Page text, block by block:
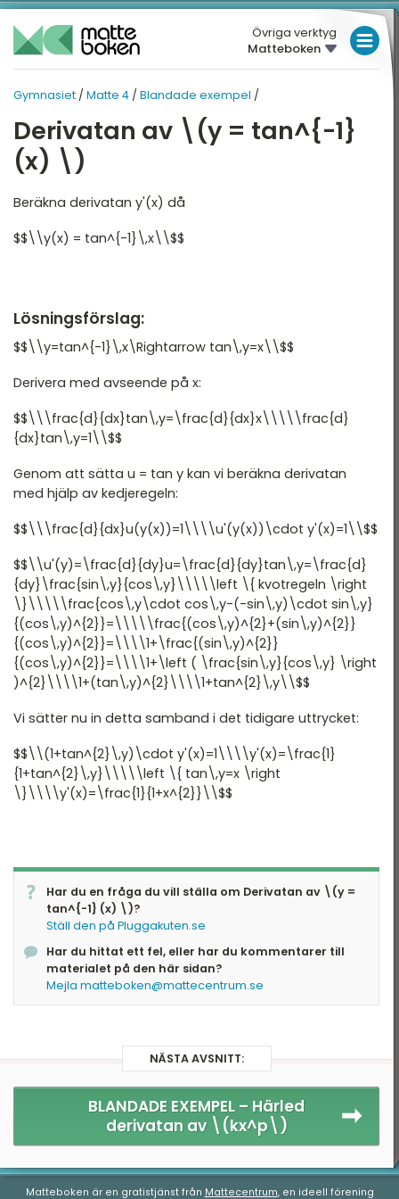
Övriga verktyg
Matteboken
Gymnasiet / Matte 4 / Blandade exempel /
Derivatan av \(y = tan^{-1}
(x) \)
Beräkna derivatan y'(x) då
$$\\y(x) = tan^{-1}\,x\\$$
Lösningsförslag:
$$\\y=tan^{-1}\,x\Rightarrow tan\,y=x\\$$
Derivera med avseende på x:
$$\\\frac{d}{dx}tan\,y=\frac{d}{dx}x\\\\\frac{d}
{dx}tan\,y=1\\$$
Genom att sätta u = tan y kan vi beräkna derivatan
med hjälp av kedjeregeln:
$$\\\frac{d}{dx}u(y(x))=1\\\\u'(y(x))\cdot y'(x)=1\\$$
$$\\u'(y)=\frac{d}{dy}u=\frac{d}{dy}tan\,y=\frac{d}
{dy}\frac{sin\,y}{cos\,y}\\\\\left \{ kvotregeln \right
\}\\\\\frac{cos\,y\cdot cos\,y-(-sin\,y)\cdot sin\,y}
{(cos\,y)^{2}}=\\\\\frac{(cos\,y)^{2}+(sin\,y)^{2}}
{(cos\,y)^{2}}=\\\\1+\frac{(sin\,y)^{2}}
{(cos\,y)^{2}}=\\\\1+\left ( \frac{sin\,y}{cos\,y} \right
)^{2}\\\\1+(tan\,y)^{2}\\\\1+tan^{2}\,y\\$$
Vi sätter nu in detta samband i det tidigare uttrycket:
$$\\(1+tan^{2}\,y)\cdot y'(x)=1\\\\y'(x)=\frac{1}
{1+tan^{2}\,y}\\\\\left \{ tan\,y=x \right
\}\\\\y'(x)=\frac{1}{1+x^{2}}\\$$
Har du en fråga du vill ställa om Derivatan av \(y =
tan^{-1} (x) \)?
Ställ den på Pluggakuten.se
Har du hittat ett fel, eller har du kommentarer till
materialet på den här sidan?
Mejla matteboken@mattecentrum.se
NÄSTA AVSNITT:
BLANDADE EXEMPEL – Härled
derivatan av \(kx^p\)
LÅGSTADIET
MELLANSTADIET
HÖGSTADIET
Översikt
1
2
3
GYMNASIET
MATTE 4
Integraler och
tillämpningar
Nationella prov
Matteboken är en gratistjänst från Mattecentrum, en ideell förening